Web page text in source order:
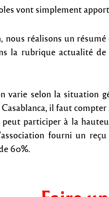
vont simplement
nous réalisons un
la rubrique actualité
varie selon la situation
il faut
participer à la
fourni un
60%.